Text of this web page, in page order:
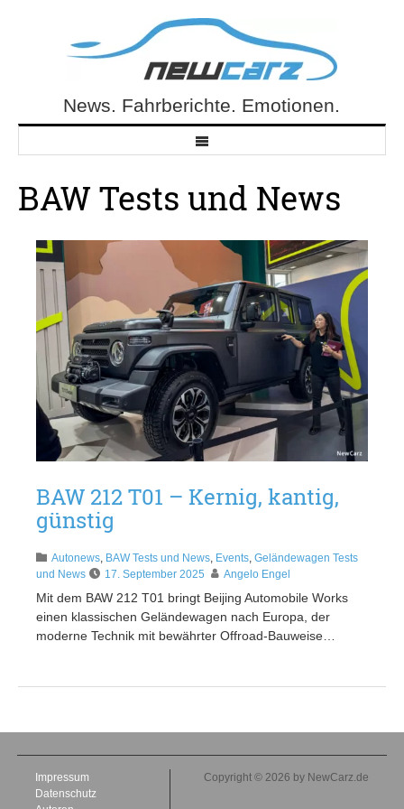
NewCarz.deNews. Fahrberichte. Emotionen.
BAW Tests und News
BAW 212 T01 – Kernig, kantig,
günstig
Autonews, BAW Tests und News, Events, Geländewagen Tests
und News
17. September 2025 Angelo Engel
Mit dem BAW 212 T01 bringt Beijing Automobile Works
einen klassischen Geländewagen nach Europa, der
moderne Technik mit bewährter Offroad-Bauweise…
Impressum
Datenschutz
Copyright © 2026 by NewCarz.de